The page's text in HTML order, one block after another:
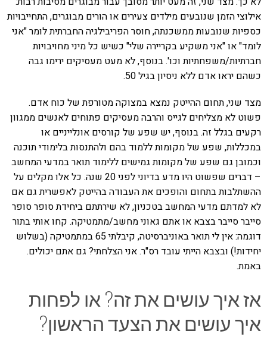
אילוצי הזמן שנובעים מילדים צעירים או הורים מבוגרים, התחייבויות
כספיות שנובעות ממשכנתה, חוסר הפריבילגיה החברתית לומר "אני
לומד" או "אני משקיע בקריירה שלי" כשיש כל מיני מחויבויות
חברתיות/משפחתיות וכו'. בנוסף, לא מעט מעסיקים ירימו גבה
כשהם יראו אדם ללא ניסיון בגיל 50.
מצד שני, תחום ההייטק נמצא במצוקה מטורפת של כוח אדם.
פשוט לא מצליחים לגייס והרבה מעסיקים פתוחים לאנשים ממגוון
רקעים בגלל זה. בנוסף, יש שפע של קורסים אונלייניים או
במכללות, שפע של מקומות ללמוד בהם ולהתנסות בלימודי תוכנה
וכמובן גם שפע של מקומות גמישים ללימוד תואר במדעי המחשב
– דברים שפשוט היו מדע בדיוני לפני 20 שנה. כל אלו מקלים על
ההשתלבות בתחום והופכים את העבודה בהייטק לאפשרית גם אם
לא למדתם מדעי המחשב בטכניון, לא שירתתם ביחידת סופר סופר
סייבר סייבר בצבא או אתם גאוני מחשב/מתמטיקה. קחו אותי בתור
דוגמה: אין לי תואר באוניברסיטה, קיבלתי 65 במתמטיקה (בשלוש
יחידות!) ובצבא הייתי עובד רס"ר. אני הצלחתי? גם אתם יכולים.
באמת.
אז איך עושים את זה? או לפחות
איך עושים את הצעד הראשון?